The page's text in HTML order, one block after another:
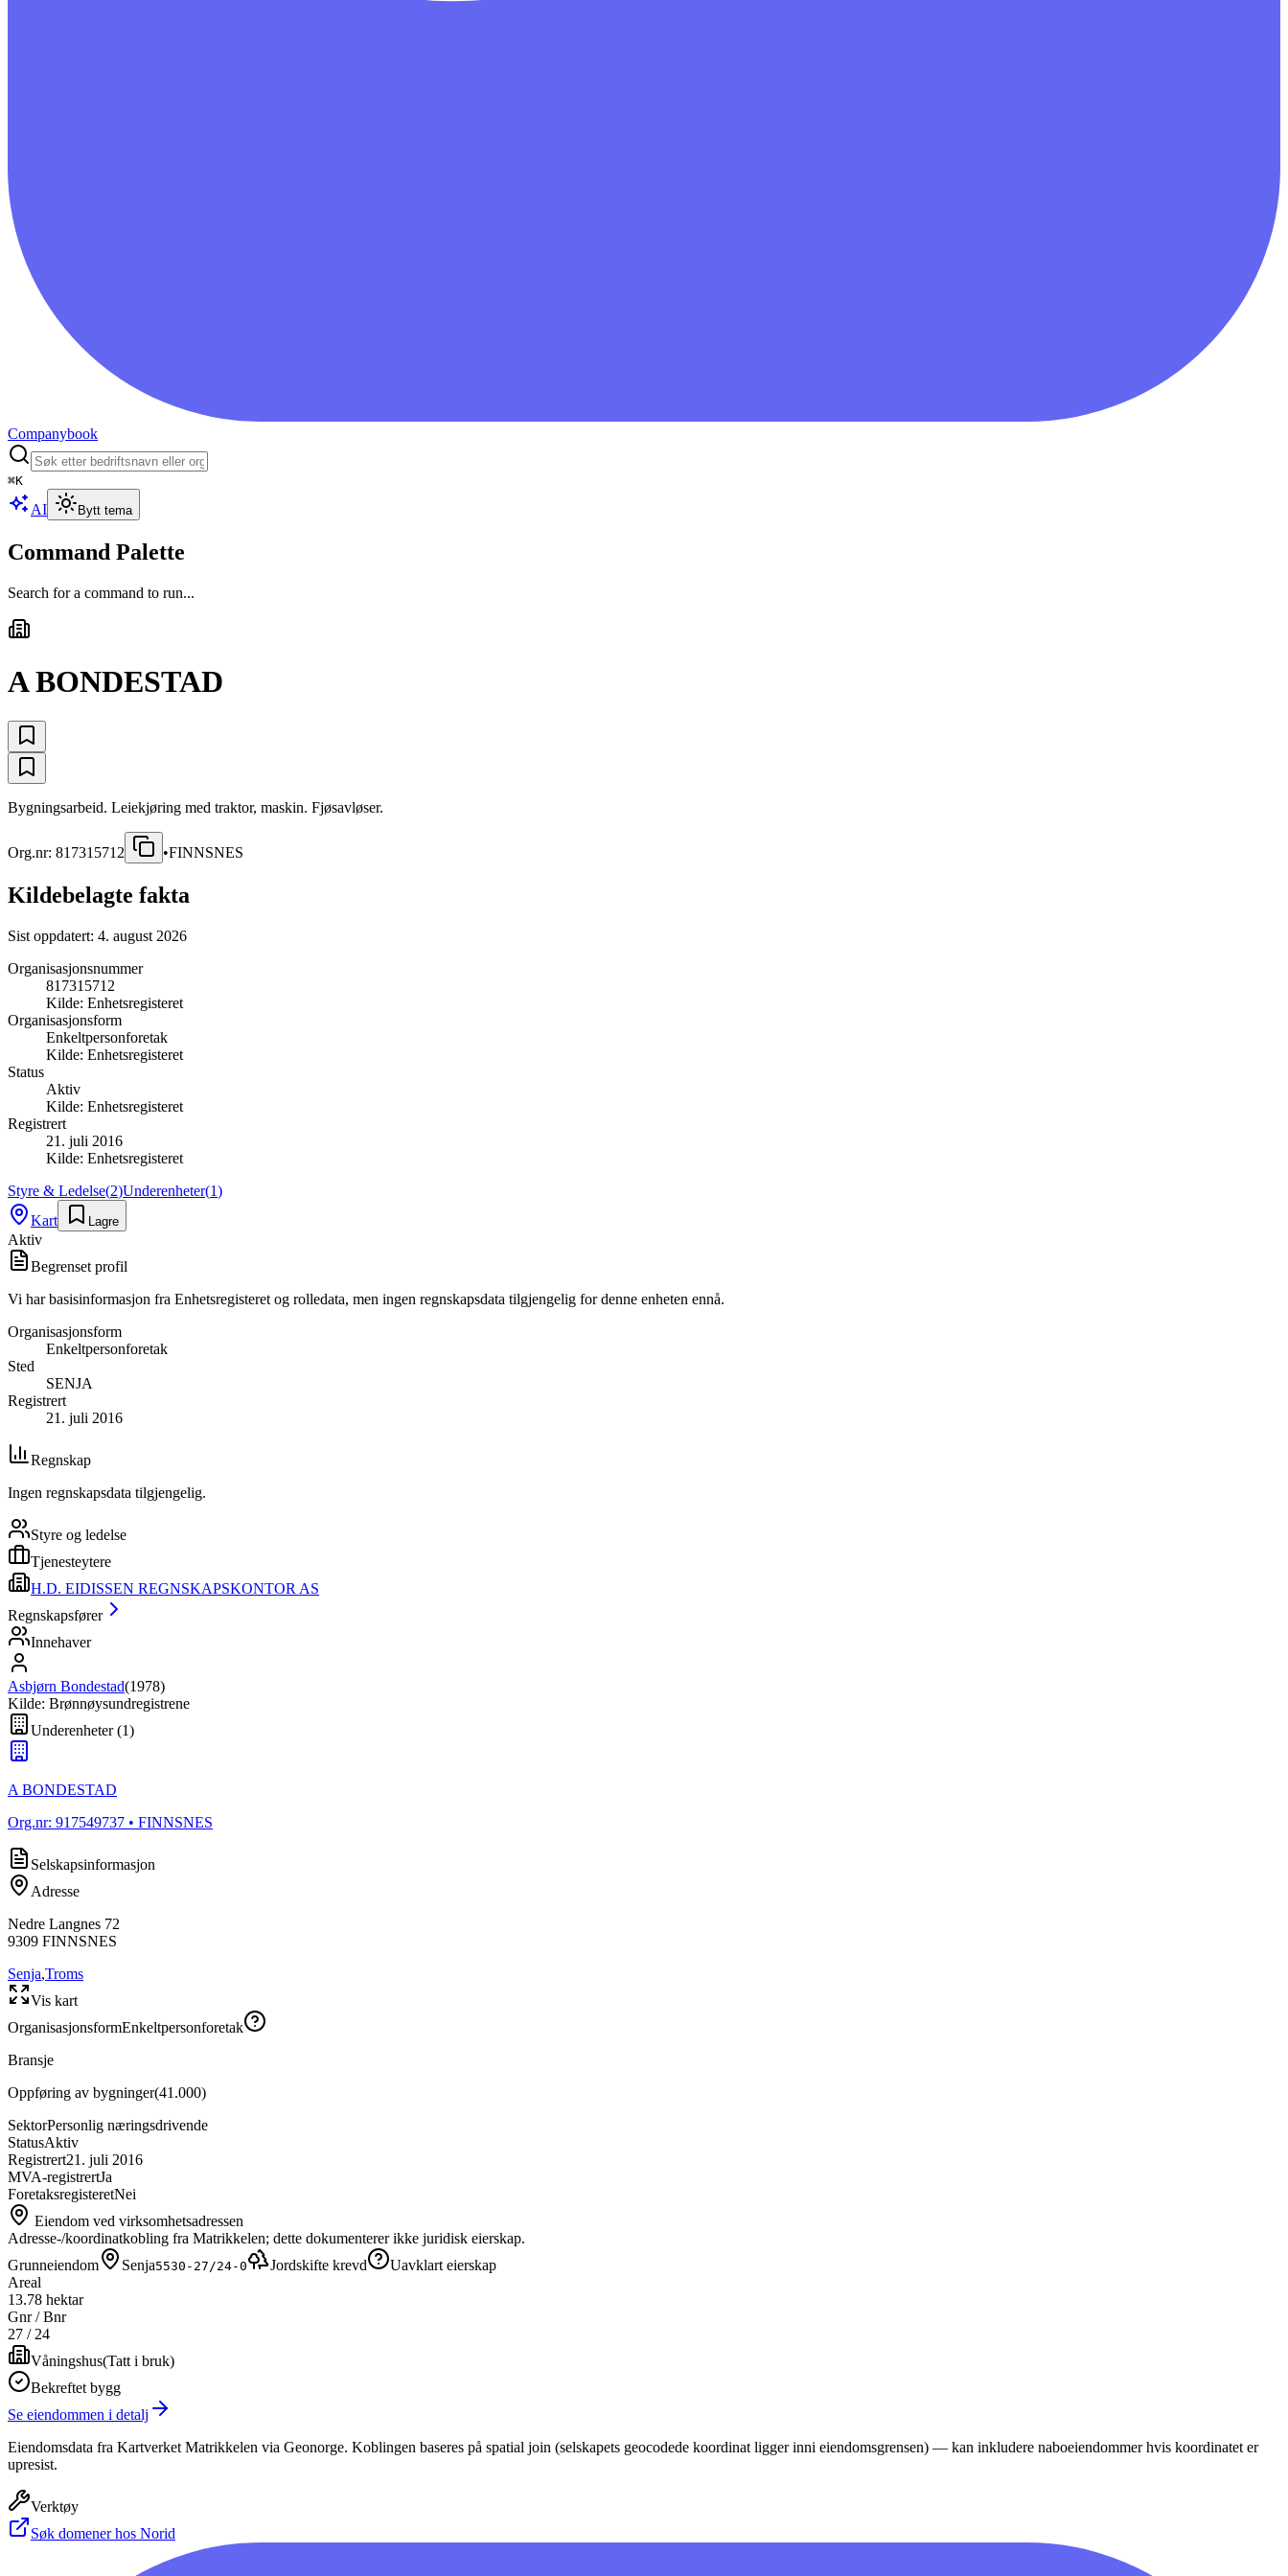
Companybook
⌘K
AI Bytt tema
Command Palette
Search for a command to run...
A BONDESTAD
Bygningsarbeid. Leiekjøring med traktor, maskin. Fjøsavløser.
Org.nr: 817315712 •FINNSNES
Kildebelagte fakta
Sist oppdatert: 4. august 2026
Organisasjonsnummer
817315712
Kilde: Enhetsregisteret
Organisasjonsform
Enkeltpersonforetak
Kilde: Enhetsregisteret
Status
Aktiv
Kilde: Enhetsregisteret
Registrert
21. juli 2016
Kilde: Enhetsregisteret
Styre & Ledelse(2)Underenheter(1)
Kart
Lagre
Aktiv
Begrenset profil
Vi har basisinformasjon fra Enhetsregisteret og rolledata, men ingen regnskapsdata tilgjengelig for denne enheten ennå.
Organisasjonsform
Enkeltpersonforetak
Sted
SENJA
Registrert
21. juli 2016
Regnskap
Ingen regnskapsdata tilgjengelig.
Styre og ledelse
Tjenesteytere
H.D. EIDISSEN REGNSKAPSKONTOR AS
Regnskapsfører
Innehaver
Asbjørn Bondestad(1978)
Kilde: Brønnøysundregistrene
Underenheter(1)
A BONDESTAD
Org.nr: 917549737 • FINNSNES
Selskapsinformasjon
Adresse
Nedre Langnes 72
9309 FINNSNES
Senja,Troms
Vis kart
OrganisasjonsformEnkeltpersonforetak
Bransje
Oppføring av bygninger(41.000)
SektorPersonlig næringsdrivende
StatusAktiv
Registrert21. juli 2016
MVA-registrertJa
ForetaksregisteretNei
Eiendom ved virksomhetsadressen
Adresse-/koordinatkobling fra Matrikkelen; dette dokumenterer ikke juridisk eierskap.
Grunneiendom
Senja5530-27/24-0 Jordskifte krevd
Uavklart eierskap
Areal
13.78 hektar
Gnr / Bnr
27 / 24
Våningshus(Tatt i bruk)
Bekreftet bygg
Se eiendommen i detalj
Eiendomsdata fra Kartverket Matrikkelen via Geonorge. Koblingen baseres på spatial join (selskapets geocodede koordinat ligger inni eiendomsgrensen) — kan inkludere naboeiendommer hvis koordinatet er
upresist.
Verktøy
Søk domener hos Norid